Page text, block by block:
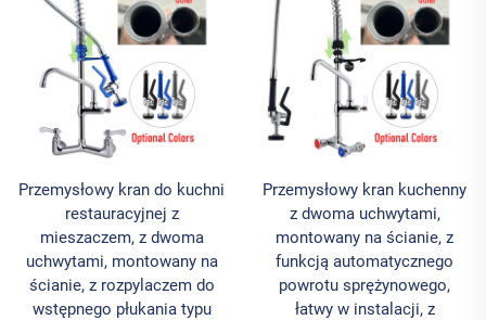
Przemysłowy kran do kuchni
restauracyjnej z
mieszaczem, z dwoma
uchwytami, montowany na
ścianie, z rozpylaczem do
wstępnego płukania typu
Przemysłowy kran kuchenny
z dwoma uchwytami,
montowany na ścianie, z
funkcją automatycznego
powrotu sprężynowego,
łatwy w instalacji, z